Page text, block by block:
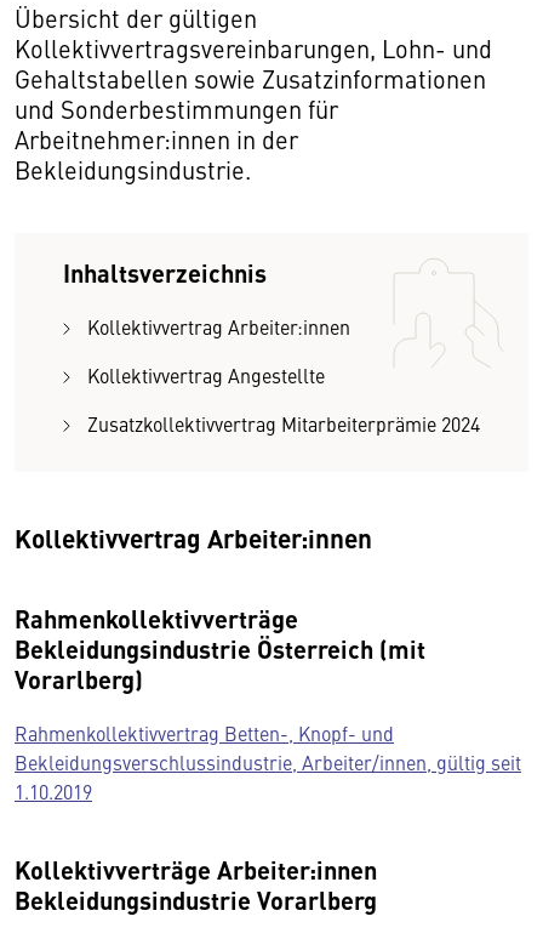
Übersicht der gültigen
Kollektivvertragsvereinbarungen, Lohn- und
Gehaltstabellen sowie Zusatzinformationen
und Sonderbestimmungen für
Arbeitnehmer:innen in der
Bekleidungsindustrie.
Inhaltsverzeichnis
Kollektivvertrag Arbeiter:innen
Kollektivvertrag Angestellte
Zusatzkollektivvertrag Mitarbeiterprämie 2024
Kollektivvertrag Arbeiter:innen
Rahmenkollektivverträge
Bekleidungsindustrie Österreich (mit
Vorarlberg)
Rahmenkollektivvertrag Betten-, Knopf- und
Bekleidungsverschlussindustrie, Arbeiter/innen, gültig seit
1.10.2019
Kollektivverträge Arbeiter:innen
Bekleidungsindustrie Vorarlberg